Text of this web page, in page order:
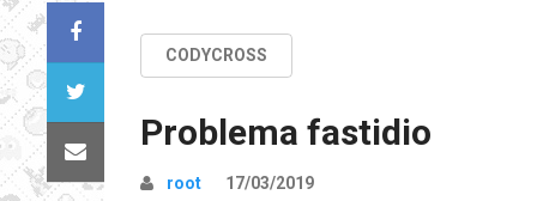
CODYCROSS
Problema fastidio
root 17/03/2019